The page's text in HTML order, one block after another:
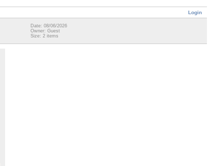
Login
Date: 08/06/2026
Owner: Guest
Size: 2 items